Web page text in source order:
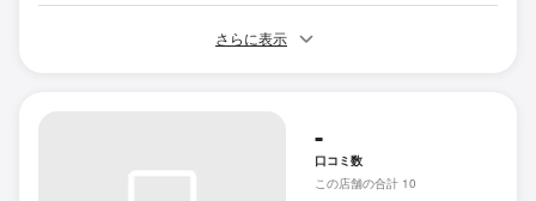
さらに表示
-
口コミ数
この店舗の合計 10